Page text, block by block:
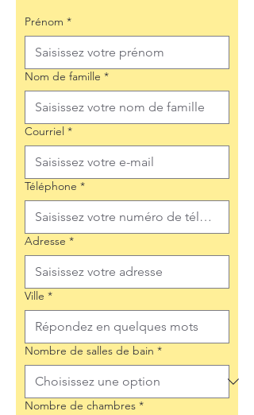
Prénom *
Nom de famille *
Courriel *
Téléphone *
Adresse *
Ville *
Nombre de salles de bain *
Nombre de chambres *